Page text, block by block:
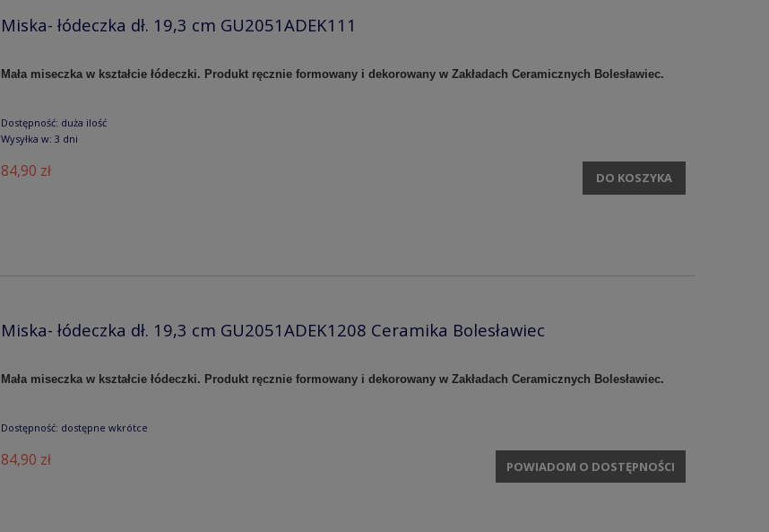
Miska- łódeczka dł. 19,3 cm GU2051ADEK111
Mała miseczka w kształcie łódeczki. Produkt ręcznie formowany i dekorowany w Zakładach Ceramicznych Bolesławiec.
Dostępność: duża ilość
Wysyłka w: 3 dni
84,90 zł DO KOSZYKA
Miska- łódeczka dł. 19,3 cm GU2051ADEK1208 Ceramika Bolesławiec
Mała miseczka w kształcie łódeczki. Produkt ręcznie formowany i dekorowany w Zakładach Ceramicznych Bolesławiec.
Dostępność: dostępne wkrótce
84,90 zł POWIADOM O DOSTĘPNOŚCI